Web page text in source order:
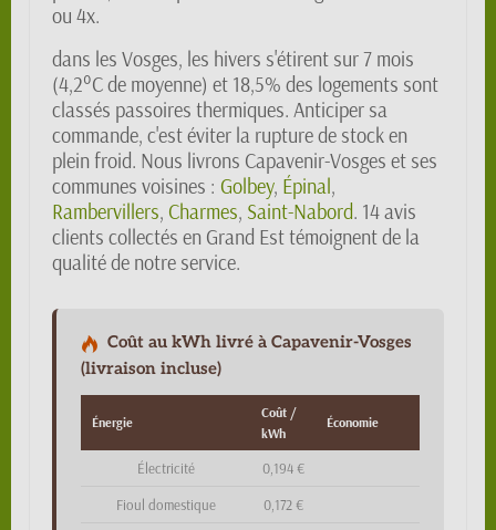
ou 4x.
dans les Vosges, les hivers s'étirent sur 7 mois
(4,2°C de moyenne) et 18,5% des logements sont
classés passoires thermiques. Anticiper sa
commande, c'est éviter la rupture de stock en
plein froid. Nous livrons Capavenir-Vosges et ses
communes voisines : Golbey, Épinal,
Rambervillers, Charmes, Saint-Nabord. 14 avis
clients collectés en Grand Est témoignent de la
qualité de notre service.
Coût au kWh livré à Capavenir-Vosges
(livraison incluse)
Énergie
Coût /
kWh
Économie
Électricité 0,194 €
Fioul domestique 0,172 €